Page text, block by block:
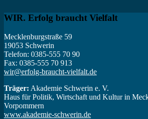
WIR. Erfolg braucht Vielfalt
Mecklenburgstraße 59
19053 Schwerin
Telefon: 0385-555 70 90
Fax: 0385-555 70 913
wir@erfolg-braucht-vielfalt.de
Träger: Akademie Schwerin e. V.
Haus für Politik, Wirtschaft und Kultur in
Vorpommern
www.akademie-schwerin.de